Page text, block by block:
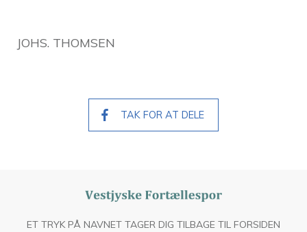
JOHS. THOMSEN
TAK FOR AT DELE
ET TRYK PÅ NAVNET TAGER DIG TILBAGE TIL FORSIDEN